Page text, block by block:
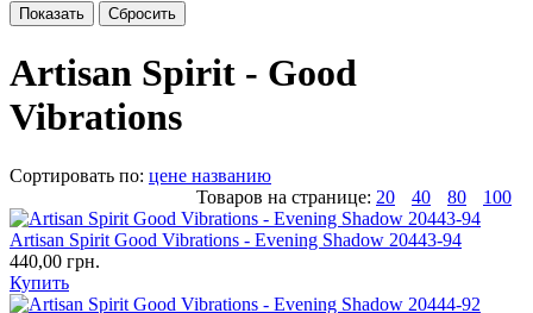
Artisan Spirit - Good
Vibrations
Сортировать по: цене названию
Товаров на странице: 20 40 80 100
Artisan Spirit Good Vibrations - Evening Shadow 20443-94
440,00 грн.
Купить